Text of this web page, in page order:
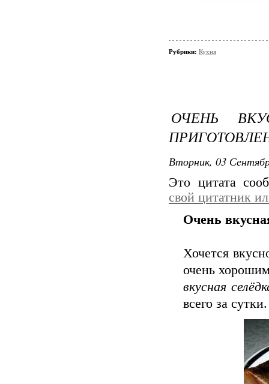
Рубрики: Кухня
ОЧЕНЬ
Вторник, 03
Это цитата
свой цитатник
Очень
Хочется
очень
вкусная
всего за сутки.